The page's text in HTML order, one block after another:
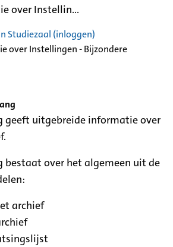
over Instellin...
Studiezaal (inloggen)
over Instellingen - Bijzondere
geeft uitgebreide informatie over
bestaat over het algemeen uit de
archief